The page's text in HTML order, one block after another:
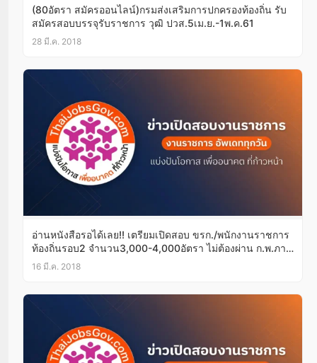
(80อัตรา สมัครออนไลน์)กรมส่งเสริมการปกครองท้องถิ่น รับ
สมัครสอบบรรจุรับราชการ วุฒิ ปวส.5เม.ย.-1พ.ค.61
28 มี.ค. 2018
อ่านหนังสือรอได้เลย!! เตรียมเปิดสอบ ขรก./พนักงานราชการ
ท้องถิ่นรอบ2 จำนวน3,000-4,000อัตรา ไม่ต้องผ่าน ก.พ.ภาค
ก!!
16 มี.ค. 2018